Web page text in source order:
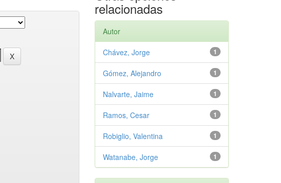
relacionadas
Autor
1
Chávez, Jorge
1
Gómez, Alejandro
1
Nalvarte, Jaime
1
Ramos, Cesar
1
Robiglio, Valentina
1
Watanabe, Jorge